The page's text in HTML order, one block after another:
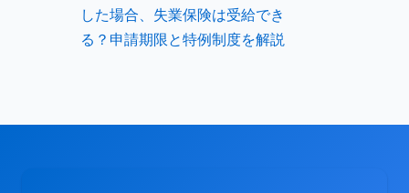
した場合、失業保険は受給でき
る？申請期限と特例制度を解説